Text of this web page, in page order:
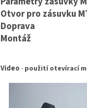
Otvor pro zásuvku
Doprava
Montáž
Video - použití otevírací